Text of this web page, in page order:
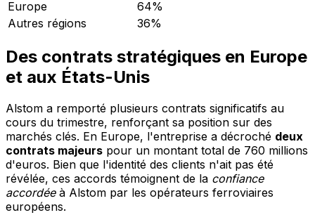
Europe
64%
Autres régions
36%
Des contrats stratégiques en Europe
et aux États-Unis
Alstom a remporté plusieurs contrats significatifs au
cours du trimestre, renforçant sa position sur des
marchés clés. En Europe, l'entreprise a décroché deux
contrats majeurs pour un montant total de 760 millions
d'euros. Bien que l'identité des clients n'ait pas été
révélée, ces accords témoignent de la confiance
accordéeà Alstom par les opérateurs ferroviaires
européens.